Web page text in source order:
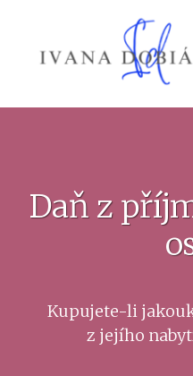
Daň z
Kupujete-li
z jejího